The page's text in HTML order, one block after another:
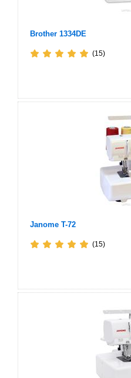
Brother 1334DE
(15)
Janome T-72
(15)